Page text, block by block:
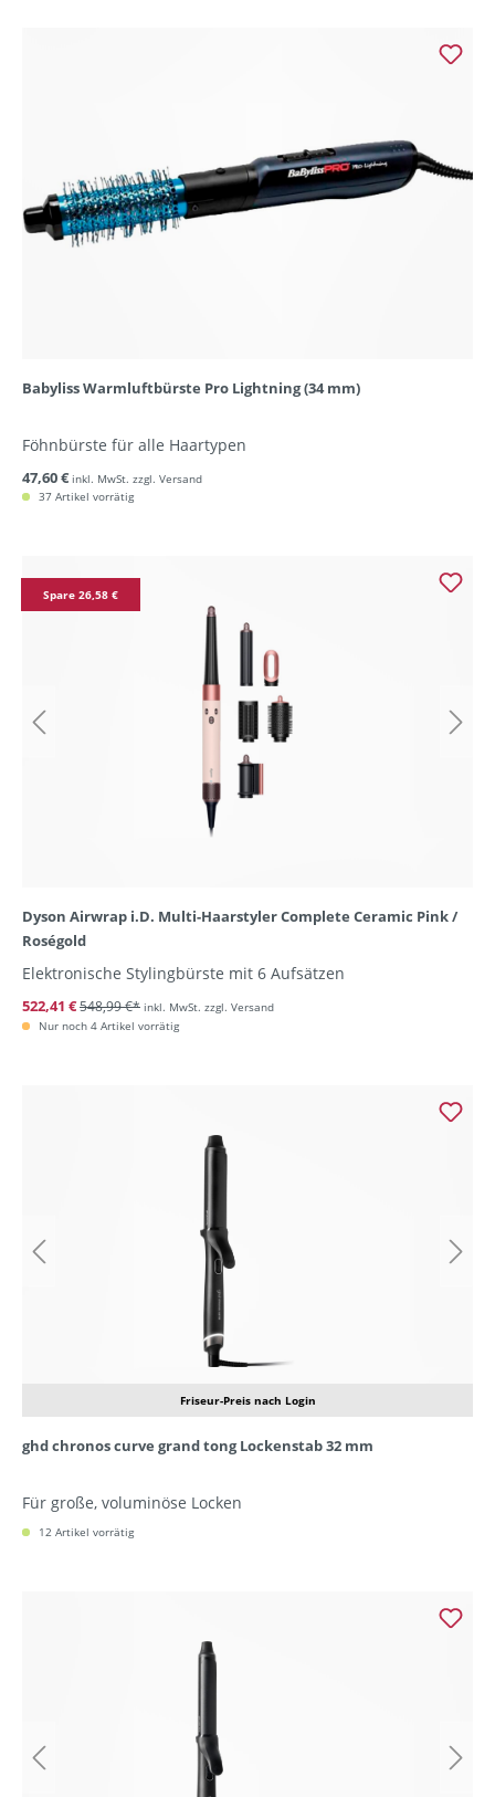
Babyliss Warmluftbürste Pro Lightning (34 mm)
Föhnbürste für alle Haartypen
47,60 € inkl. MwSt. zzgl. Versand
37 Artikel vorrätig
Spare 26,58 €
Dyson Airwrap i.D. Multi-Haarstyler Complete Ceramic Pink /
Roségold
Elektronische Stylingbürste mit 6 Aufsätzen
522,41 €548,99 €* inkl. MwSt. zzgl. Versand
Nur noch 4 Artikel vorrätig
Friseur-Preis nach Login
ghd chronos curve grand tong Lockenstab 32 mm
Für große, voluminöse Locken
12 Artikel vorrätig